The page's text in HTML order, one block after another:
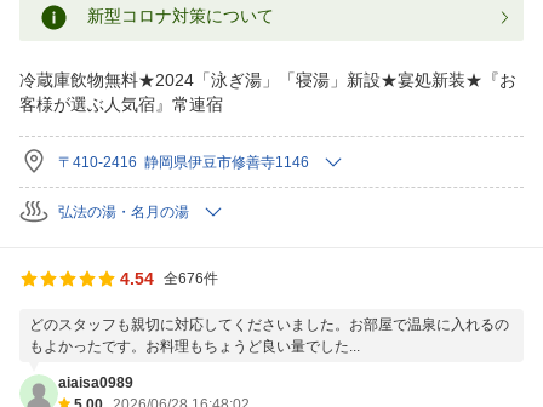
新型コロナ対策について
冷蔵庫飲物無料★2024「泳ぎ湯」「寝湯」新設★宴処新装★『お
客様が選ぶ人気宿』常連宿
〒410-2416 静岡県伊豆市修善寺1146
弘法の湯・名月の湯
4.54 全676件
どのスタッフも親切に対応してくださいました。お部屋で温泉に入れるの
もよかったです。お料理もちょうど良い量でした...
aiaisa0989